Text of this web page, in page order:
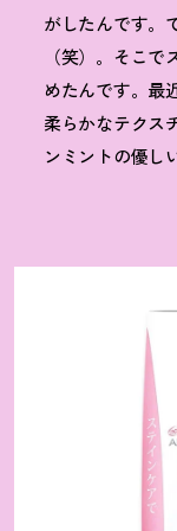
がしたんです。
（笑）。そこ
めたんです。最
柔らかなテクス
ンミントの優し